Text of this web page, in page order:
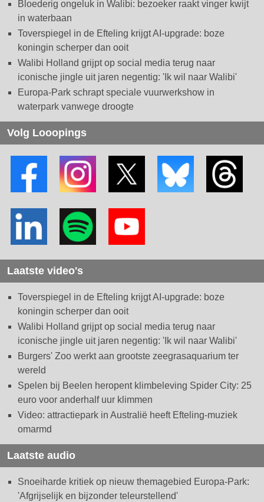
Bloederig ongeluk in Walibi: bezoeker raakt vinger kwijt
in waterbaan
Toverspiegel in de Efteling krijgt AI-upgrade: boze
koningin scherper dan ooit
Walibi Holland grijpt op social media terug naar
iconische jingle uit jaren negentig: 'Ik wil naar Walibi'
Europa-Park schrapt speciale vuurwerkshow in
waterpark vanwege droogte
Volg Looopings
Laatste video's
Toverspiegel in de Efteling krijgt AI-upgrade: boze
koningin scherper dan ooit
Walibi Holland grijpt op social media terug naar
iconische jingle uit jaren negentig: 'Ik wil naar Walibi'
Burgers' Zoo werkt aan grootste zeegrasaquarium ter
wereld
Spelen bij Beelen heropent klimbeleving Spider City: 25
euro voor anderhalf uur klimmen
Video: attractiepark in Australië heeft Efteling-muziek
omarmd
Laatste audio
Snoeiharde kritiek op nieuw themagebied Europa-Park:
'Afgrijselijk en bijzonder teleurstellend'